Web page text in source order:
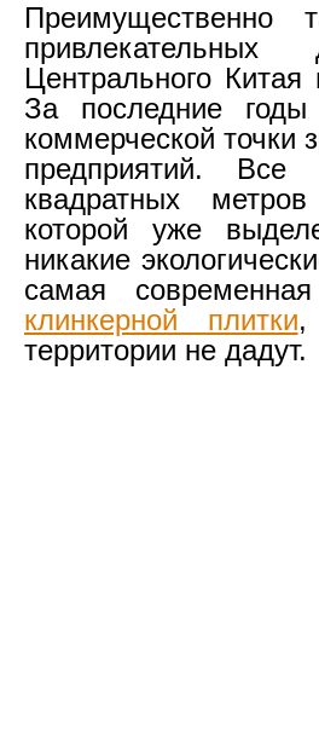
Преимущественно
Центрального
За последние
коммерческой точки
предприятий.
квадратных
которой уже
никакие
самая
клинкерной плитки,
территории не дадут.